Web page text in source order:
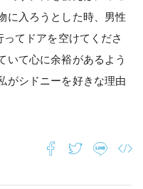
に入ろうとした時、男性
てドアを空けてくださ
いて心に余裕があるよう
がシドニーを好きな理由